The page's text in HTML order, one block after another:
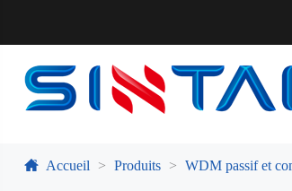
Accueil Produits WDM passif et